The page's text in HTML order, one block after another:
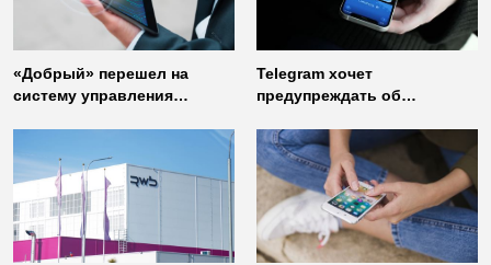
«Добрый» перешел на
систему управления
Telegram хочет
предупреждать об
неофициальных клиентов
мессенджера